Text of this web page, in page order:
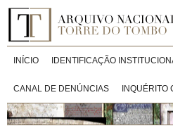
INÍCIO IDENTIFICAÇÃO
CANAL DE DENÚNCIAS INQUÉRITO